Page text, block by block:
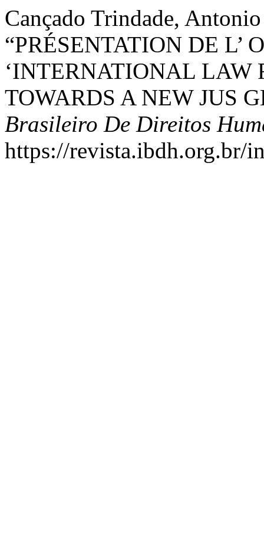
Cançado Trindade,
“PRÉSENTATION DE L’
‘INTERNATIONAL
TOWARDS A NEW JUS
Brasileiro De Direitos
https://revista.ibdh.org.br/